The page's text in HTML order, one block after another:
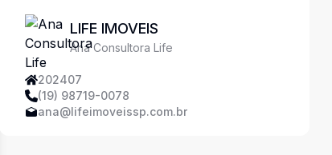
LIFE IMOVEIS
Ana Consultora Life
202407
(19) 98719-0078
ana@lifeimoveissp.com.br